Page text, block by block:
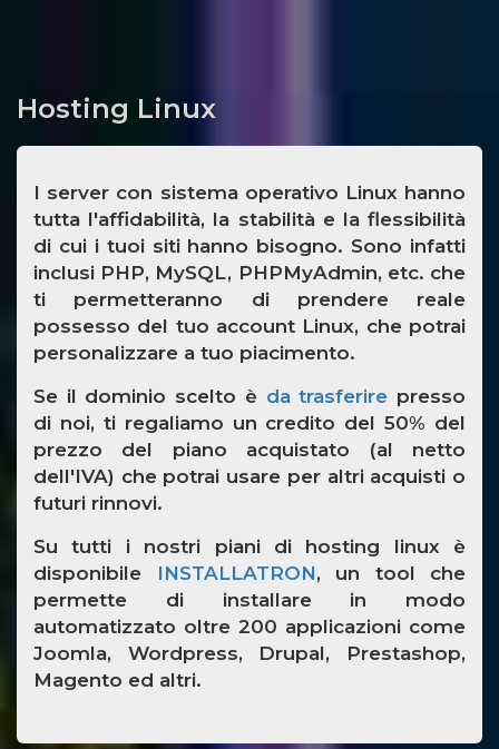
Hosting Linux
I server con sistema operativo Linux hanno
tutta l'affidabilità, la stabilità e la flessibilità
di cui i tuoi siti hanno bisogno. Sono infatti
inclusi PHP, MySQL, PHPMyAdmin, etc. che
ti permetteranno di prendere reale
possesso del tuo account Linux, che potrai
personalizzare a tuo piacimento.
Se il dominio scelto è da trasferire presso
di noi, ti regaliamo un credito del 50% del
prezzo del piano acquistato (al netto
dell'IVA) che potrai usare per altri acquisti o
futuri rinnovi.
Su tutti i nostri piani di hosting linux è
disponibile
INSTALLATRON, un tool che
permette di installare in modo
automatizzato oltre 200 applicazioni come
Joomla, Wordpress, Drupal, Prestashop,
Magento ed altri.